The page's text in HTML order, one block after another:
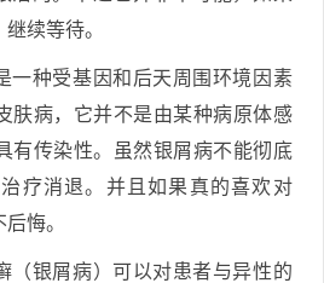
续等待。
一种受基因和后天周围环境因素
肤病，它并不是由某种病原体感
有传染性。虽然银屑病不能彻底
疗消退。并且如果真的喜欢对
悔。
（银屑病）可以对患者与异性的